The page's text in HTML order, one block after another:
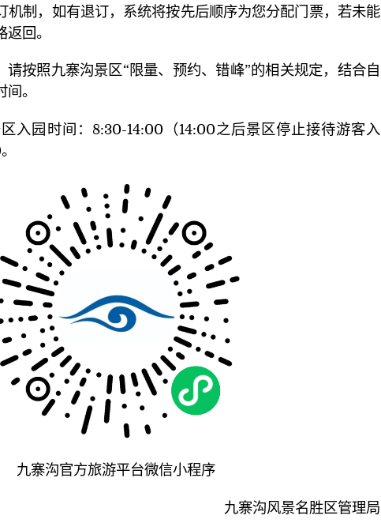
机制，如有退订，系统将按先后顺序为您分配门票，若未能
回。
请按照九寨沟景区“限量、预约、错峰”的相关规定，结合自
。
入园时间：8:30-14:00（14:00之后景区停止接待游客入
九寨沟官方旅游平台微信小程序
九寨沟风景名胜区管理局